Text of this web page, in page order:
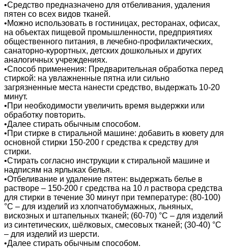
•Средство предназначено для отбеливания, удаления
пятен со всех видов тканей.
•Можно использовать в гостиницах, ресторанах, офисах,
на объектах пищевой промышленности, предприятиях
общественного питания, в лечебно-профилактических,
санаторно-курортных, детских дошкольных и других
аналогичных учреждениях.
•Способ применения: Предварительная обработка перед
стиркой: на увлажненные пятна или сильно
загрязненные места нанести средство, выдержать 10-20
минут.
•При необходимости увеличить время выдержки или
обработку повторить.
•Далее стирать обычным способом.
•При стирке в стиральной машине: добавить в кювету для
основной стирки 150-200 г средства к средству для
стирки.
•Стирать согласно инструкции к стиральной машине и
надписям на ярлыках белья.
•Отбеливание и удаление пятен: выдержать белье в
растворе – 150-200 г средства на 10 л раствора средства
для стирки в течение 30 минут при температуре: (80-100)
°С – для изделий из хлопчатобумажных, льняных,
вискозных и штапельных тканей; (60-70) °С – для изделий
из синтетических, шёлковых, смесовых тканей; (30-40) °С
– для изделий из шерсти.
•Далее стирать обычным способом.